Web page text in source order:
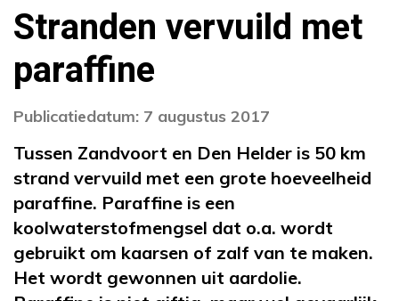
Stranden vervuild met
paraffine
Publicatiedatum: 7 augustus 2017
Tussen Zandvoort en Den Helder is 50 km
strand vervuild met een grote hoeveelheid
paraffine. Paraffine is een
koolwaterstofmengsel dat o.a. wordt
gebruikt om kaarsen of zalf van te maken.
Het wordt gewonnen uit aardolie.